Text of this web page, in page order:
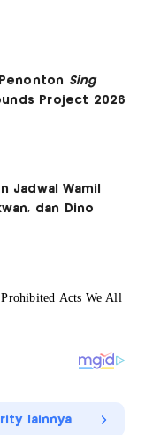
Sing
Project 2026
Jadwal Wamil
dan Dino
lainnya